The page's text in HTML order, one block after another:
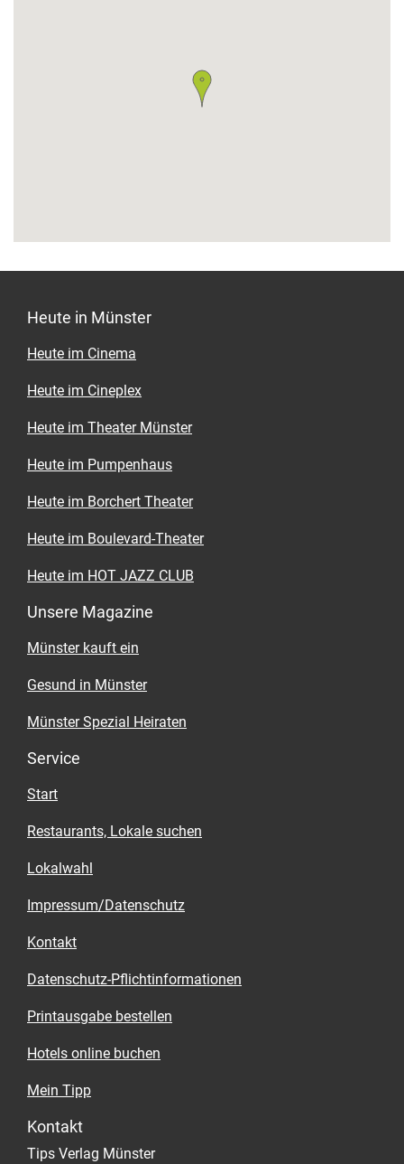
Heute in Münster
Heute im Cinema
Heute im Cineplex
Heute im Theater Münster
Heute im Pumpenhaus
Heute im Borchert Theater
Heute im Boulevard-Theater
Heute im HOT JAZZ CLUB
Unsere Magazine
Münster kauft ein
Gesund in Münster
Münster Spezial Heiraten
Service
Start
Restaurants, Lokale suchen
Lokalwahl
Impressum/Datenschutz
Kontakt
Datenschutz-Pflichtinformationen
Printausgabe bestellen
Hotels online buchen
Mein Tipp
Kontakt
Tips Verlag Münster